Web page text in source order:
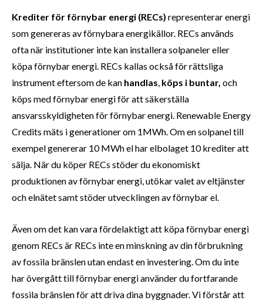
Krediter för förnybar energi (RECs) representerar energi
som genereras av förnybara energikällor. RECs används
ofta när institutioner inte kan installera solpaneler eller
köpa förnybar energi. RECs kallas också för rättsliga
instrument eftersom de kan handlas, köps i buntar, och
köps med förnybar energi för att säkerställa
ansvarsskyldigheten för förnybar energi. Renewable Energy
Credits mäts i generationer om 1MWh. Om en solpanel till
exempel genererar 10 MWh el har elbolaget 10 krediter att
sälja. När du köper RECs stöder du ekonomiskt
produktionen av förnybar energi, utökar valet av eltjänster
och elnätet samt stöder utvecklingen av förnybar el.
Även om det kan vara fördelaktigt att köpa förnybar energi
genom RECs är RECs inte en minskning av din förbrukning
av fossila bränslen utan endast en investering. Om du inte
har övergått till förnybar energi använder du fortfarande
fossila bränslen för att driva dina byggnader. Vi förstår att